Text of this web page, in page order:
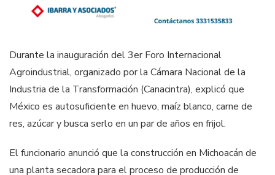
Durante la inauguración del 3er Foro Internacional
Agroindustrial, organizado por la Cámara Nacional de la
Industria de la Transformación (Canacintra), explicó que
México es autosuficiente en huevo, maíz blanco, carne de
res, azúcar y busca serlo en un par de años en frijol.
El funcionario anunció que la construcción en Michoacán de
una planta secadora para el proceso de producción de